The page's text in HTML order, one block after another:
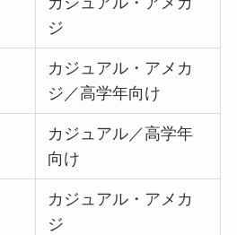
ジ
カジュアル・アメカ
ジ／高学年向け
カジュアル／高学年
向け
カジュアル・アメカ
ジ